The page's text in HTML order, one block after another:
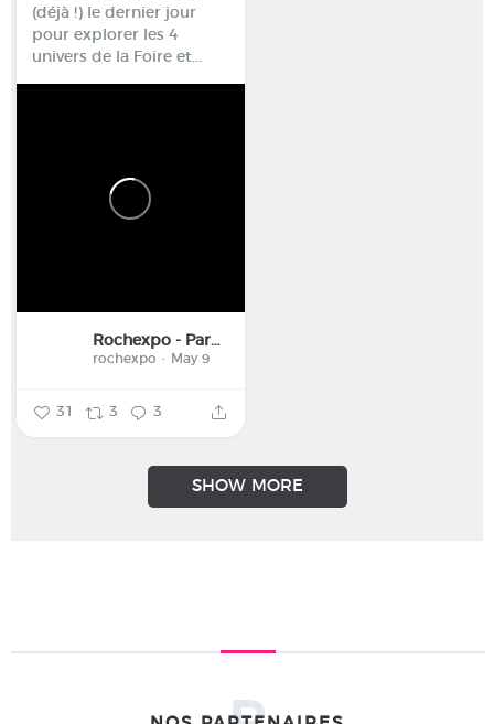
(déjà !) le dernier jour
pour explorer les 4
univers de la Foire et...
Rochexpo - Parc des Expositions de la Haute-Savoie
rochexpo May 9
31 3 3
SHOW MORE